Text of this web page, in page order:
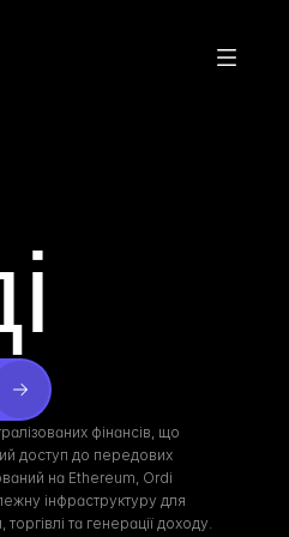
фінансів, що
доступ до передових
на Ethereum, Ordi
інфраструктуру для
та генерації доходу.